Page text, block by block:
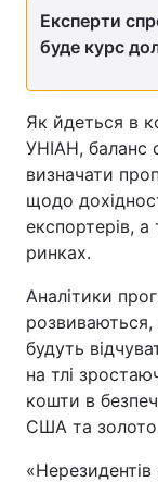
Експерти
буде курс
Як йдеться в
УНІАН, баланс
визначати
щодо
експортерів,
ринках.
Аналітики
розвиваються,
будуть
на тлі
кошти в
США та
«Нерезидентів